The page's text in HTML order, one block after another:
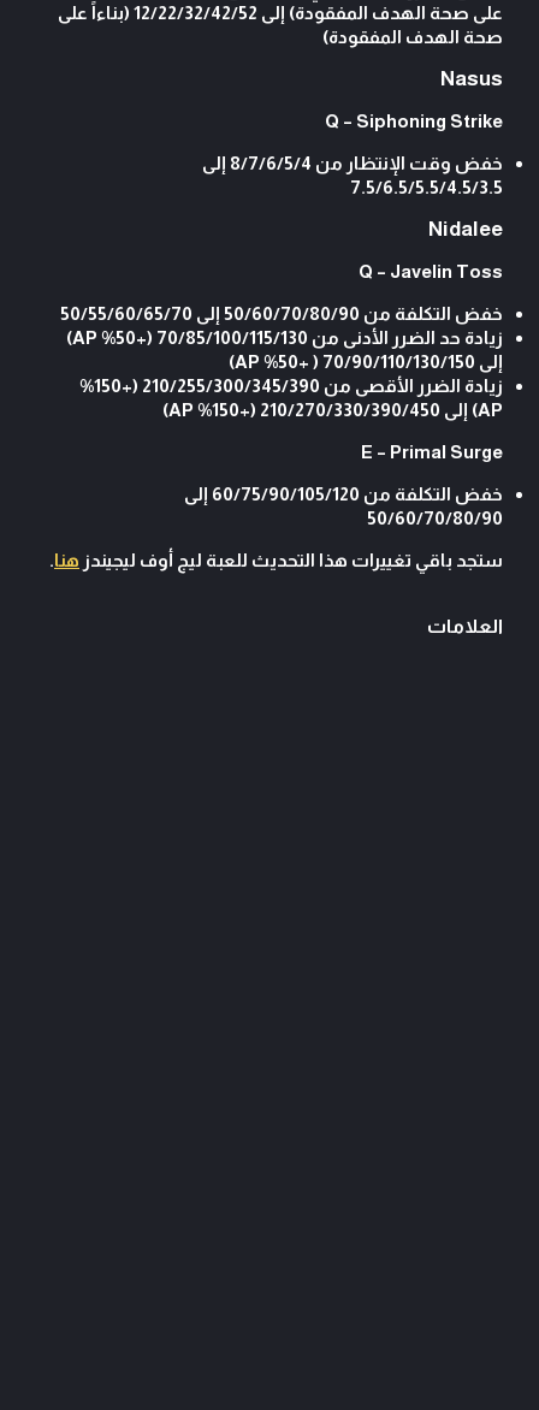
على صحة الهدف المفقودة) إلى 12/22/32/42/52 (بناءاً على
صحة الهدف المفقودة)
Nasus
Q – Siphoning Strike
خفض وقت الإنتظار من 8/7/6/5/4 إلى
7.5/6.5/5.5/4.5/3.5
Nidalee
Q – Javelin Toss
خفض التكلفة من 50/60/70/80/90 إلى 50/55/60/65/70
زيادة حد الضرر الأدنى من 70/85/100/115/130 (+50% AP)
إلى 70/90/110/130/150 ( +50% AP)
زيادة الضرر الأقصى من 210/255/300/345/390 (+150%
AP) إلى 210/270/330/390/450 (+150% AP)
E – Primal Surge
خفض التكلفة من 60/75/90/105/120 إلى
50/60/70/80/90
ستجد باقي تغييرات هذا التحديث للعبة ليج أوف ليجيندز هنا.
العلامات